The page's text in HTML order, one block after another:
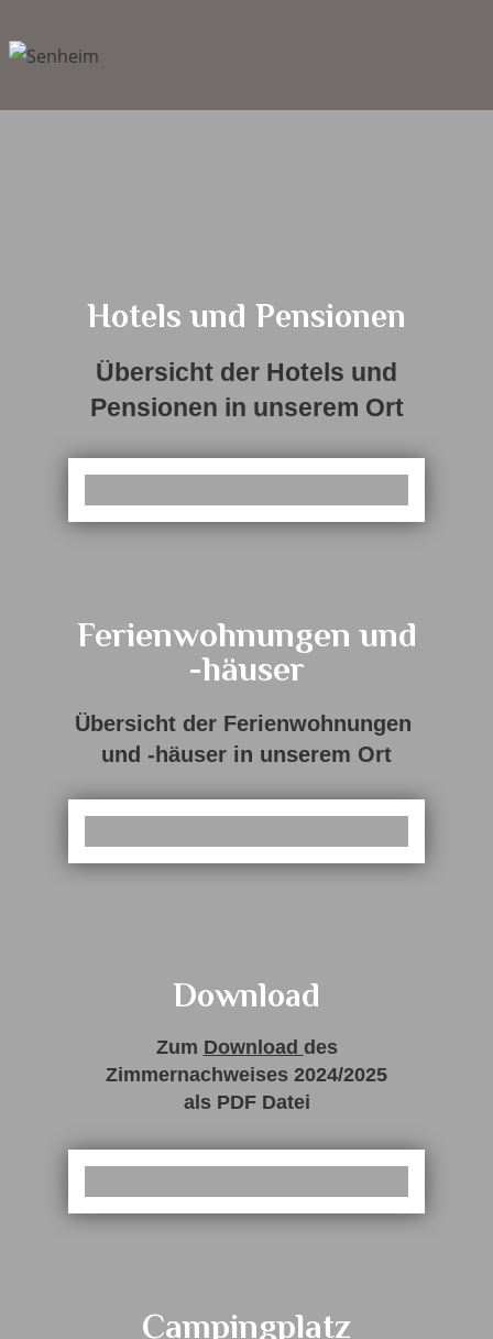
Hotels und Pensionen
Übersicht der Hotels und
Pensionen in unserem Ort
Ferienwohnungen und
-häuser
Übersicht der Ferienwohnungen
und -häuser in unserem Ort
Download
Zum Download des
Zimmernachweises 2024/2025
als PDF Datei
Campingplatz